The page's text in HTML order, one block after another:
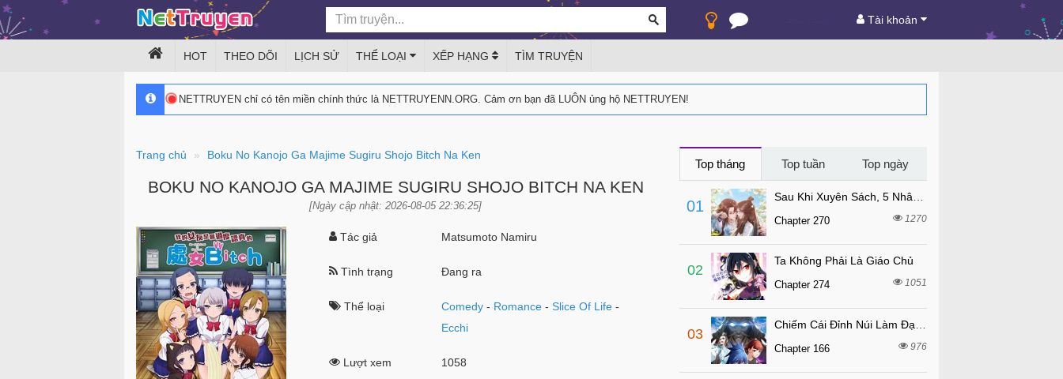
Tài khoản
HOT THEO DÕI LỊCH SỬ THỂ LOẠI XẾP HẠNG TÌM TRUYỆN
NETTRUYEN chỉ có tên miền chính thức là NETTRUYENN.ORG. Cảm ơn bạn đã LUÔN ủng hộ NETTRUYEN!
Trang chủ Boku No Kanojo Ga Majime Sugiru Shojo Bitch Na Ken
BOKU NO KANOJO GA MAJIME SUGIRU SHOJO BITCH NA KEN
[Ngày cập nhật: 2026-08-05 22:36:25]
Tác giả Matsumoto Namiru
Tình trạng Đang ra
Thể loại Comedy - Romance -Slice Of Life -
Ecchi
Lượt xem 1058
Top tháng Top tuần Top ngày
01
Chapter 270 1270
02
Ta Không Phải Là Giáo Chủ
Chapter 274 1051
03
Chapter 166 976